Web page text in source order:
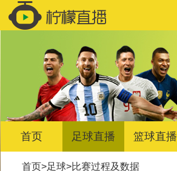
首页 足球直播 篮球直播
首页>足球>比赛过程及数据